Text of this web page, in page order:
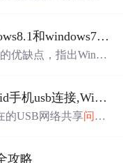
读取设置。此外，
速度。
win7一直显示正在关机_windows8.1和windows7哪个好_
优缺点，指出Win7
设备兼容性。
手提电脑windows8.1 置 android手机usb连接,Windows 8.1中报告的USB绑定
的USB网络共享问题
除程序、获取最新
攻略